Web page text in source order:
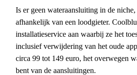
Is er geen wateraansluiting in de
afhankelijk van een loodgieter.
installatieservice aan waarbij ze het
inclusief verwijdering van het oude
circa 99 tot 149 euro, het overwegen
bent van de aansluitingen.